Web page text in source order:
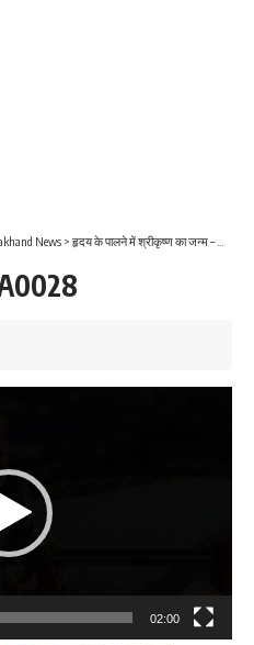
News > हृदय के पालने में श्रीकृष्ण का जन्म – डॉ. मंजु लता गुप्ता
02:00